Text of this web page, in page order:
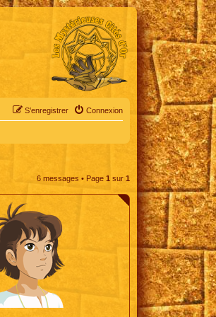
Connexion
S’enregistrer
6 messages • Page 1 sur 1